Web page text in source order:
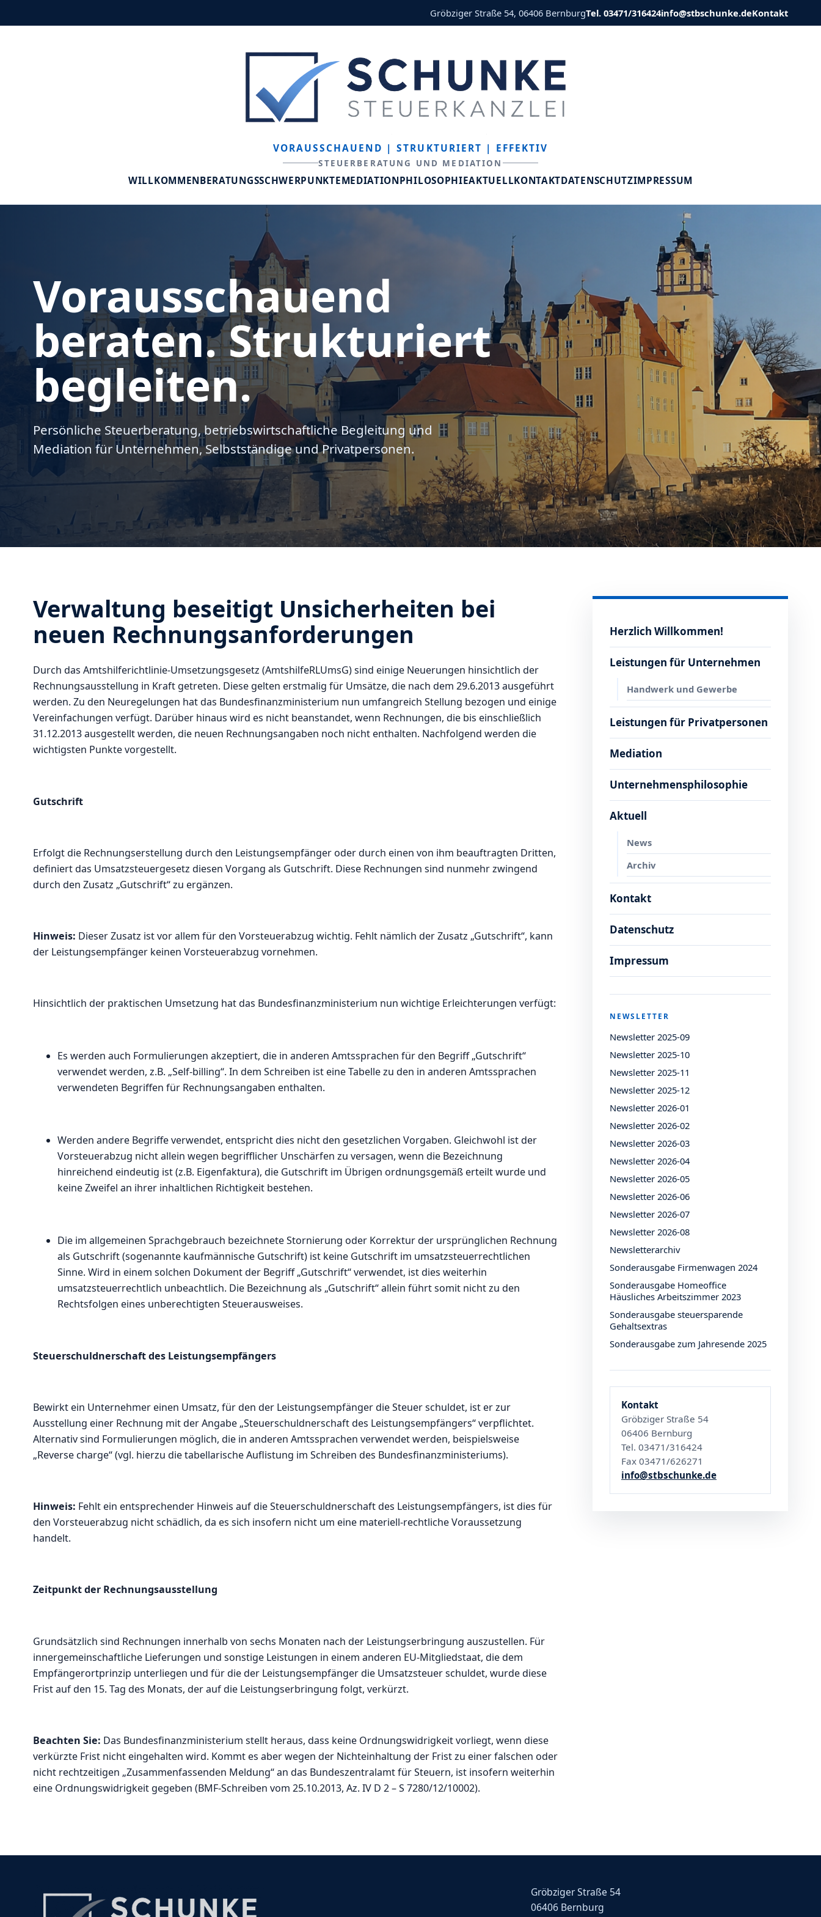
Gröbziger Straße 54, 06406 BernburgTel. 03471/316424info@stbschunke.deKontakt
VORAUSSCHAUEND | STRUKTURIERT | EFFEKTIV
STEUERBERATUNG UND MEDIATION
WILLKOMMENBERATUNGSSCHWERPUNKTEMEDIATIONPHILOSOPHIEAKTUELLKONTAKTDATENSCHUTZIMPRESSUM
Vorausschauend
beraten. Strukturiert
begleiten.
Persönliche Steuerberatung, betriebswirtschaftliche Begleitung und
Mediation für Unternehmen, Selbstständige und Privatpersonen.
Verwaltung beseitigt Unsicherheiten bei
neuen Rechnungsanforderungen
Durch das Amtshilferichtlinie-Umsetzungsgesetz (AmtshilfeRLUmsG) sind einige Neuerungen hinsichtlich der
Rechnungsausstellung in Kraft getreten. Diese gelten erstmalig für Umsätze, die nach dem 29.6.2013 ausgeführt
werden. Zu den Neuregelungen hat das Bundesfinanzministerium nun umfangreich Stellung bezogen und einige
Vereinfachungen verfügt. Darüber hinaus wird es nicht beanstandet, wenn Rechnungen, die bis einschließlich
31.12.2013 ausgestellt werden, die neuen Rechnungsangaben noch nicht enthalten. Nachfolgend werden die
wichtigsten Punkte vorgestellt.
Gutschrift
Erfolgt die Rechnungserstellung durch den Leistungsempfänger oder durch einen von ihm beauftragten Dritten,
definiert das Umsatzsteuergesetz diesen Vorgang als Gutschrift. Diese Rechnungen sind nunmehr zwingend
durch den Zusatz „Gutschrift“ zu ergänzen.
Hinweis: Dieser Zusatz ist vor allem für den Vorsteuerabzug wichtig. Fehlt nämlich der Zusatz „Gutschrift“, kann
der Leistungsempfänger keinen Vorsteuerabzug vornehmen.
Hinsichtlich der praktischen Umsetzung hat das Bundesfinanzministerium nun wichtige Erleichterungen verfügt:
Es werden auch Formulierungen akzeptiert, die in anderen Amtssprachen für den Begriff „Gutschrift“
verwendet werden, z.B. „Self-billing“. In dem Schreiben ist eine Tabelle zu den in anderen Amtssprachen
verwendeten Begriffen für Rechnungsangaben enthalten.
Werden andere Begriffe verwendet, entspricht dies nicht den gesetzlichen Vorgaben. Gleichwohl ist der
Vorsteuerabzug nicht allein wegen begrifflicher Unschärfen zu versagen, wenn die Bezeichnung
hinreichend eindeutig ist (z.B. Eigenfaktura), die Gutschrift im Übrigen ordnungsgemäß erteilt wurde und
keine Zweifel an ihrer inhaltlichen Richtigkeit bestehen.
Die im allgemeinen Sprachgebrauch bezeichnete Stornierung oder Korrektur der ursprünglichen Rechnung
als Gutschrift (sogenannte kaufmännische Gutschrift) ist keine Gutschrift im umsatzsteuerrechtlichen
Sinne. Wird in einem solchen Dokument der Begriff „Gutschrift“ verwendet, ist dies weiterhin
umsatzsteuerrechtlich unbeachtlich. Die Bezeichnung als „Gutschrift“ allein führt somit nicht zu den
Rechtsfolgen eines unberechtigten Steuerausweises.
Steuerschuldnerschaft des Leistungsempfängers
Bewirkt ein Unternehmer einen Umsatz, für den der Leistungsempfänger die Steuer schuldet, ist er zur
Ausstellung einer Rechnung mit der Angabe „Steuerschuldnerschaft des Leistungsempfängers“ verpflichtet.
Alternativ sind Formulierungen möglich, die in anderen Amtssprachen verwendet werden, beispielsweise
„Reverse charge“ (vgl. hierzu die tabellarische Auflistung im Schreiben des Bundesfinanzministeriums).
Hinweis: Fehlt ein entsprechender Hinweis auf die Steuerschuldnerschaft des Leistungsempfängers, ist dies für
den Vorsteuerabzug nicht schädlich, da es sich insofern nicht um eine materiell-rechtliche Voraussetzung
handelt.
Zeitpunkt der Rechnungsausstellung
Grundsätzlich sind Rechnungen innerhalb von sechs Monaten nach der Leistungserbringung auszustellen. Für
innergemeinschaftliche Lieferungen und sonstige Leistungen in einem anderen EU-Mitgliedstaat, die dem
Empfängerortprinzip unterliegen und für die der Leistungsempfänger die Umsatzsteuer schuldet, wurde diese
Frist auf den 15. Tag des Monats, der auf die Leistungserbringung folgt, verkürzt.
Beachten Sie: Das Bundesfinanzministerium stellt heraus, dass keine Ordnungswidrigkeit vorliegt, wenn diese
verkürzte Frist nicht eingehalten wird. Kommt es aber wegen der Nichteinhaltung der Frist zu einer falschen oder
nicht rechtzeitigen „Zusammenfassenden Meldung“ an das Bundeszentralamt für Steuern, ist insofern weiterhin
eine Ordnungswidrigkeit gegeben (BMF-Schreiben vom 25.10.2013, Az. IV D 2 – S 7280/12/10002).
Herzlich Willkommen!
Leistungen für Unternehmen
Handwerk und Gewerbe
Leistungen für Privatpersonen
Mediation
Unternehmensphilosophie
Aktuell
News
Archiv
Kontakt
Datenschutz
Impressum
NEWSLETTER
Newsletter 2025-09
Newsletter 2025-10
Newsletter 2025-11
Newsletter 2025-12
Newsletter 2026-01
Newsletter 2026-02
Newsletter 2026-03
Newsletter 2026-04
Newsletter 2026-05
Newsletter 2026-06
Newsletter 2026-07
Newsletter 2026-08
Newsletterarchiv
Sonderausgabe Firmenwagen 2024
Sonderausgabe Homeoffice
Häusliches Arbeitszimmer 2023
Sonderausgabe steuersparende
Gehaltsextras
Sonderausgabe zum Jahresende 2025
Kontakt
Gröbziger Straße 54
06406 Bernburg
Tel. 03471/316424
Fax 03471/626271
info@stbschunke.de
Gröbziger Straße 54
06406 Bernburg